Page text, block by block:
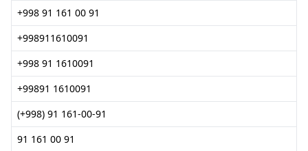
+998 91 161 00 91
+998911610091
+998 91 1610091
+99891 1610091
(+998) 91 161-00-91
91 161 00 91